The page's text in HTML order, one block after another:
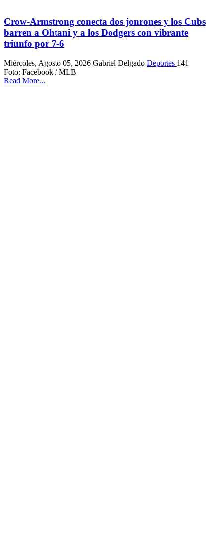
Crow-Armstrong conecta dos jonrones y los Cubs
barren a Ohtani y a los Dodgers con vibrante
triunfo por 7-6
Miércoles, Agosto 05, 2026 Gabriel Delgado Deportes 141
Foto: Facebook / MLB
Read More...